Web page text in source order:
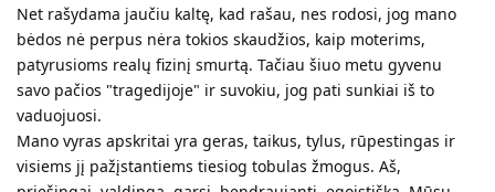
Net rašydama jaučiu kaltę, kad rašau, nes rodosi, jog mano
bėdos nė perpus nėra tokios skaudžios, kaip moterims,
patyrusioms realų fizinį smurtą. Tačiau šiuo metu gyvenu
savo pačios "tragedijoje" ir suvokiu, jog pati sunkiai iš to
vaduojuosi.
Mano vyras apskritai yra geras, taikus, tylus, rūpestingas ir
visiems jį pažįstantiems tiesiog tobulas žmogus. Aš,